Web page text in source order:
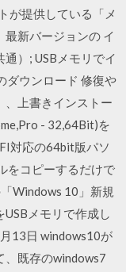
が提供している「メ
新バージョンの イ
）; USBメモリでイ
ダウンロード 修復や
、上書きインストー
- 32,64Bit)を
対応の64bit版パソ
をコピーするだけで
Windows 10」新規
メモリで作成し
13日 windows10が
、既存のwindows7